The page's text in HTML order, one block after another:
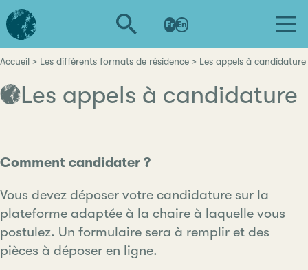
Aller
au
contenu
L'institut
d'études
avancées
de
Fr En
d'Ariane
Accueil Les différents formats de résidence Les appels à candidature
Les appels à candidature
Comment candidater ?
Vous devez déposer votre candidature sur la
plateforme adaptée à la chaire à laquelle vous
postulez. Un formulaire sera à remplir et des
pièces à déposer en ligne.